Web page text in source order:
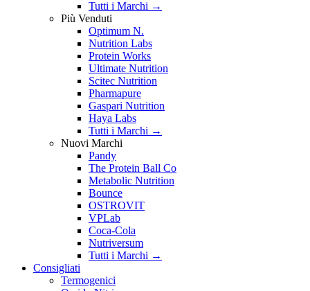
Tutti i Marchi →
Più Venduti
Optimum N.
Nutrition Labs
Protein Works
Ultimate Nutrition
Scitec Nutrition
Pharmapure
Gaspari Nutrition
Haya Labs
Tutti i Marchi →
Nuovi Marchi
Pandy
The Protein Ball Co
Metabolic Nutrition
Bounce
OSTROVIT
VPLab
Coca-Cola
Nutriversum
Tutti i Marchi →
Consigliati
Termogenici